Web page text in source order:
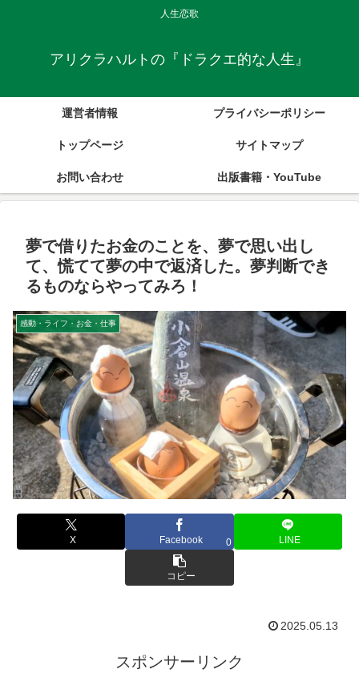
人生恋歌
アリクラハルトの『ドラクエ的な人生』
運営者情報 プライバシーポリシー
トップページ サイトマップ
お問い合わせ 出版書籍・YouTube
夢で借りたお金のことを、夢で思い出し
て、慌てて夢の中で返済した。夢判断でき
るものならやってみろ！
感動・ライフ・お金・仕事
X Facebook 0 LINE
コピー
2025.05.13
スポンサーリンク